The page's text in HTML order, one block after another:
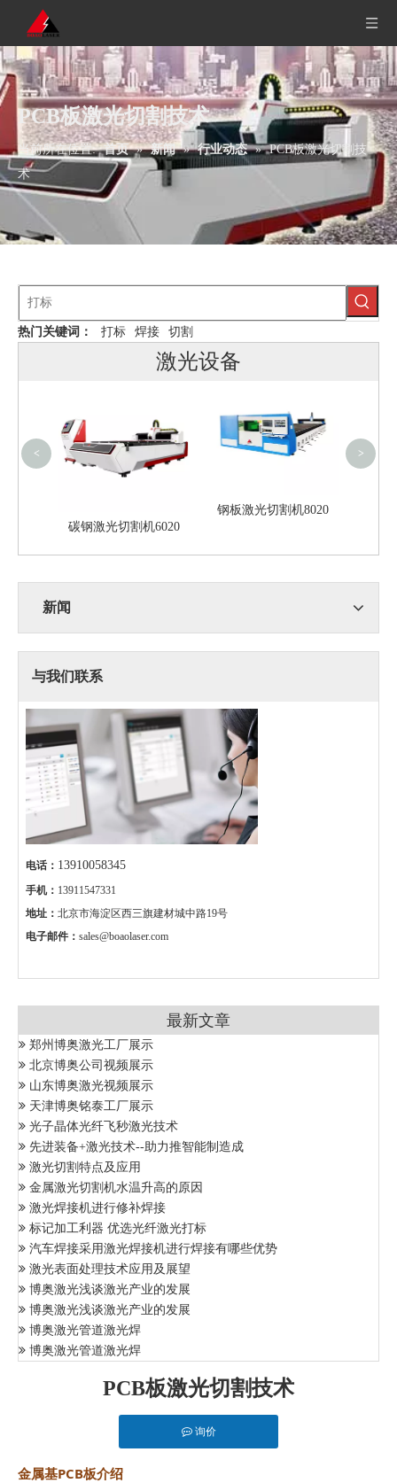
PCB板激光切割技术
当前所在位置: 首页 » 新闻 » 行业动态 » PCB板激光切割技
术
热门关键词： 打标 焊接 切割
激光设备
碳钢激光切割机6020
钢板激光切割机8020
< >
新闻
与我们联系
电话： 13910058345
手机： 13911547331
地址： 北京市海淀区西三旗建材城中路19号
电子邮件： sales@boaolaser.com
最新文章
郑州博奥激光工厂展示
北京博奥公司视频展示
山东博奥激光视频展示
天津博奥铭泰工厂展示
光子晶体光纤飞秒激光技术
先进装备+激光技术--助力推智能制造成
激光切割特点及应用
金属激光切割机水温升高的原因
激光焊接机进行修补焊接
标记加工利器 优选光纤激光打标
汽车焊接采用激光焊接机进行焊接有哪些优势
激光表面处理技术应用及展望
博奥激光浅谈激光产业的发展
博奥激光浅谈激光产业的发展
博奥激光管道激光焊
博奥激光管道激光焊
PCB板激光切割技术
询价
金属基PCB板介绍